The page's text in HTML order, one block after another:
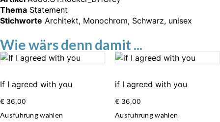
Thema Statement
Stichworte Architekt, Monochrom, Schwarz, unisex
Wie wärs denn damit ...
If I agreed with you
€ 36,00
Ausführung wählen
if I agreed with you
€ 36,00
Ausführung wählen